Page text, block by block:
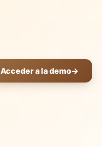
Acceder a la demo→